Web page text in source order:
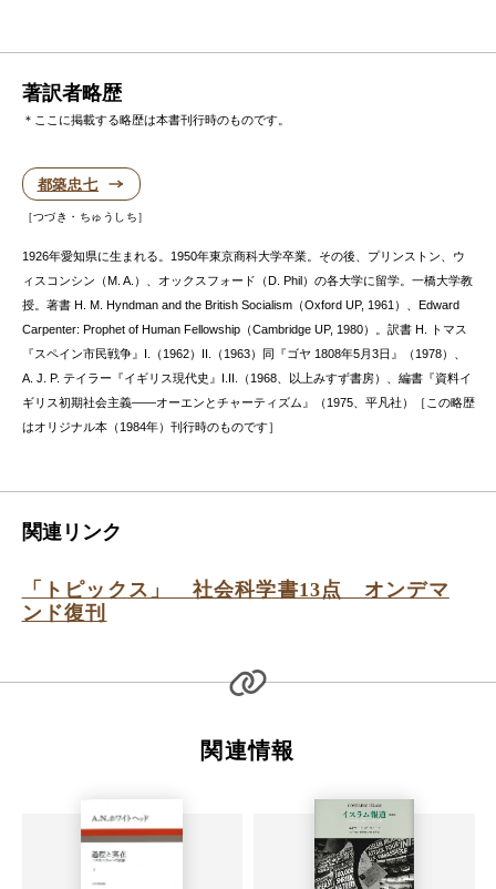
著訳者略歴
＊ここに掲載する略歴は本書刊行時のものです。
都築忠七
つづき・ちゅうしち
1926年愛知県に生まれる。1950年東京商科大学卒業。その後、プリンストン、ウ
ィスコンシン（M. A.）、オックスフォード（D. Phil）の各大学に留学。一橋大学教
授。著書 H. M. Hyndman and the British Socialism（Oxford UP, 1961）、Edward
Carpenter: Prophet of Human Fellowship（Cambridge UP, 1980）。訳書 H. トマス
『スペイン市民戦争』I.（1962）II.（1963）同『ゴヤ 1808年5月3日』（1978）、
A. J. P. テイラー『イギリス現代史』I.II.（1968、以上みすず書房）、編書『資料イ
ギリス初期社会主義——オーエンとチャーティズム』（1975、平凡社）［この略歴
はオリジナル本（1984年）刊行時のものです］
関連リンク
「トピックス」 社会科学書13点 オンデマ
ンド復刊
関連情報